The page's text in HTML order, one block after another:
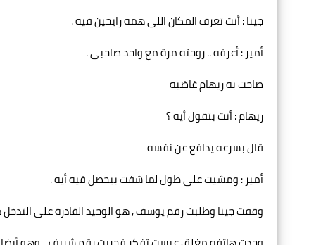
جينا : أنت تعرف المكان اللى همه رايحين فيه .
أمير : أعرفه .. روحته مرة مع واحد صاحبى .
صاحت به ريهام غاضبه
ريهام : أنت بتقول أيه ؟
قال بسرعه يدافع عن نفسه
أمير : ومشيت على طول لما شفت بيحصل فيه أيه .
وقفت جينا وطلبت رقم يوسف , هو الوحيد القادرة على